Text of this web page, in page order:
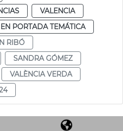
VALENCIA
EN PORTADA TEMÁTICA
RIBÓ
SANDRA GÓMEZ
VALÈNCIA VERDA